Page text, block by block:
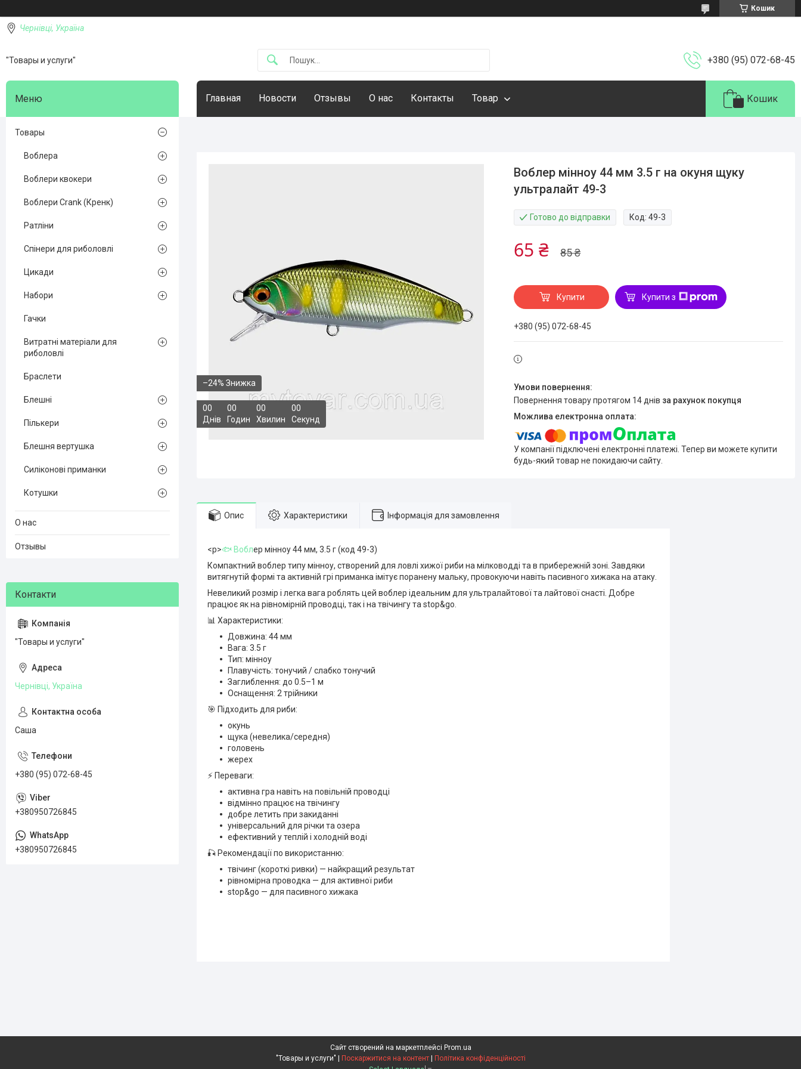
Кошик
Чернівці, Україна
"Товары и услуги" +380 (95) 072-68-45
Главная Новости Отзывы О нас Контакты Товар Кошик
–24%
00
Днів
00
Годин
00
Хвилин
00
Секунд
Воблер мінноу 44 мм 3.5 г на окуня щуку
ультралайт 49-3
Готово до відправки Код:49-3
85 ₴
65 ₴
Купити Купити з
+380 (95) 072-68-45
повернення товару протягом 14 днів за рахунок покупця
У компанії підключені електронні платежі. Тепер ви можете купити
будь-який товар не покидаючи сайту.
Опис Характеристики Інформація для замовлення
<p>🐟 Воблер мінноу 44 мм, 3.5 г (код 49-3)
Компактний воблер типу мінноу, створений для ловлі хижої риби на мілководді та в прибережній зоні. Завдяки
витягнутій формі та активній грі приманка імітує поранену мальку, провокуючи навіть пасивного хижака на атаку.
Невеликий розмір і легка вага роблять цей воблер ідеальним для ультралайтової та лайтової снасті. Добре
працює як на рівномірній проводці, так і на твічингу та stop&go.
📊 Характеристики:
Довжина: 44 мм
Вага: 3.5 г
Тип: мінноу
Плавучість: тонучий / слабко тонучий
Заглиблення: до 0.5–1 м
Оснащення: 2 трійники
🎯 Підходить для риби:
окунь
щука (невелика/середня)
головень
жерех
⚡ Переваги:
активна гра навіть на повільній проводці
відмінно працює на твічингу
добре летить при закиданні
універсальний для річки та озера
ефективний у теплій і холодній воді
🎣 Рекомендації по використанню:
твічинг (короткі ривки) — найкращий результат
рівномірна проводка — для активної риби
stop&go — для пасивного хижака
Товары
Воблера
Воблери квокери
Воблери Crank (Кренк)
Ратліни
Спінери для риболовлі
Цикади
Набори
Гачки
Витратні матеріали для
риболовлі
Браслети
Блешні
Пількери
Блешня вертушка
Силіконові приманки
Котушки
О нас
Отзывы
"Товары и услуги"
Чернівці, Україна
Саша
+380 (95) 072-68-45
+380950726845
+380950726845
Сайт створений на маркетплейсі Prom.ua
Поскаржитися на контент
Політика конфіденційності